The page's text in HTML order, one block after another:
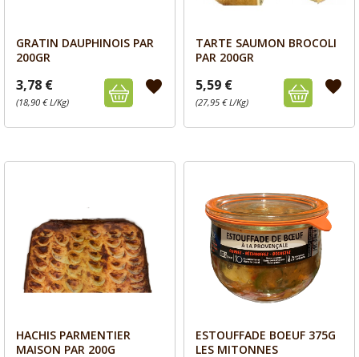
Aperçu
GRATIN DAUPHINOIS PAR
200GR
3,78 €
(18,90 € L/Kg)
favorite
Aperçu
TARTE SAUMON BROCOLI
PAR 200GR
5,59 €
(27,95 € L/Kg)
favorite
Aperçu
HACHIS PARMENTIER
MAISON PAR 200G
Aperçu
ESTOUFFADE BOEUF 375G
LES MITONNES